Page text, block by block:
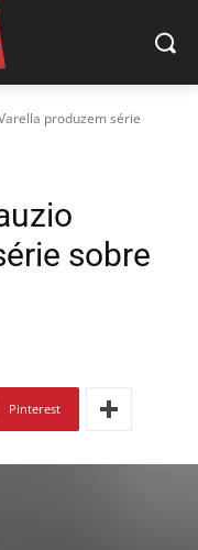
produzem série
sobre
Pinterest